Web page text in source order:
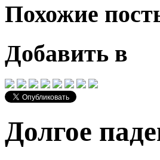
Похожие
Добавить в
Долгое